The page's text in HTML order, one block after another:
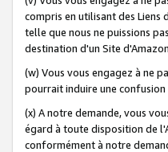
compris en utilisant des
telle que nous ne puissions
destination d'un Site
(w) Vous vous engagez à ne
pourrait induire une
(x) A notre demande, vous
égard à toute disposition de
conformément à notre